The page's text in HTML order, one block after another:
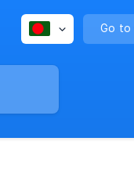
Go to